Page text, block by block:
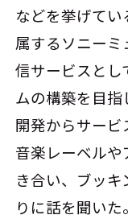
などを挙げて
属するソニーミ
信サービスとし
ムの構築を目
開発からサービ
音楽レーベルや
き合い、ブッ
りに話を聞いた。